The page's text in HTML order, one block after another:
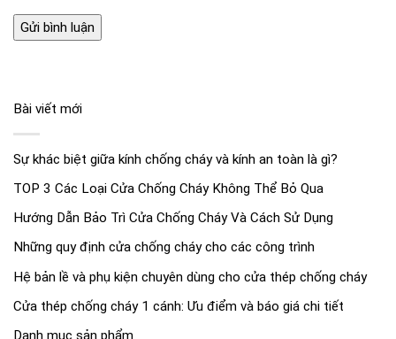
Bài viết mới
Sự khác biệt giữa kính chống cháy và kính an toàn là gì?
TOP 3 Các Loại Cửa Chống Cháy Không Thể Bỏ Qua
Hướng Dẫn Bảo Trì Cửa Chống Cháy Và Cách Sử Dụng
Những quy định cửa chống cháy cho các công trình
Hệ bản lề và phụ kiện chuyên dùng cho cửa thép chống cháy
Cửa thép chống cháy 1 cánh: Ưu điểm và báo giá chi tiết
Danh mục sản phẩm